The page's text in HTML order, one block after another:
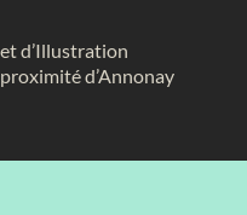
d’Illustration
d’Annonay